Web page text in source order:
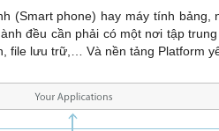
(Smart phone) hay máy tính bảng,
đều cần phải có một nơi tập
file lưu trữ,… Và nền tảng Platform